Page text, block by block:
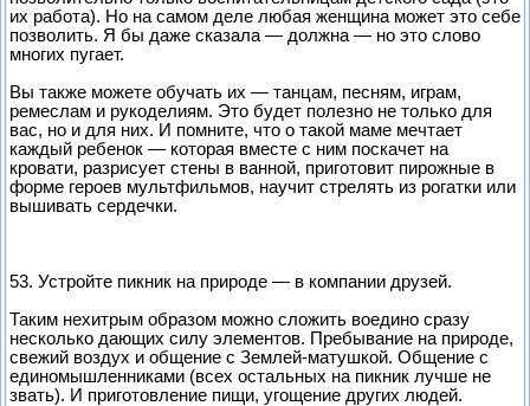
их работа). Но на самом деле любая женщина может это себе
позволить. Я бы даже сказала — должна — но это слово
многих пугает.
Вы также можете обучать их — танцам, песням, играм,
ремеслам и рукоделиям. Это будет полезно не только для
вас, но и для них. И помните, что о такой маме мечтает
каждый ребенок — которая вместе с ним поскачет на
кровати, разрисует стены в ванной, приготовит пирожные в
форме героев мультфильмов, научит стрелять из рогатки или
вышивать сердечки.
53. Устройте пикник на природе — в компании друзей.
Таким нехитрым образом можно сложить воедино сразу
несколько дающих силу элементов. Пребывание на природе,
свежий воздух и общение с Землей-матушкой. Общение с
единомышленниками (всех остальных на пикник лучше не
звать). И приготовление пищи, угощение других людей.